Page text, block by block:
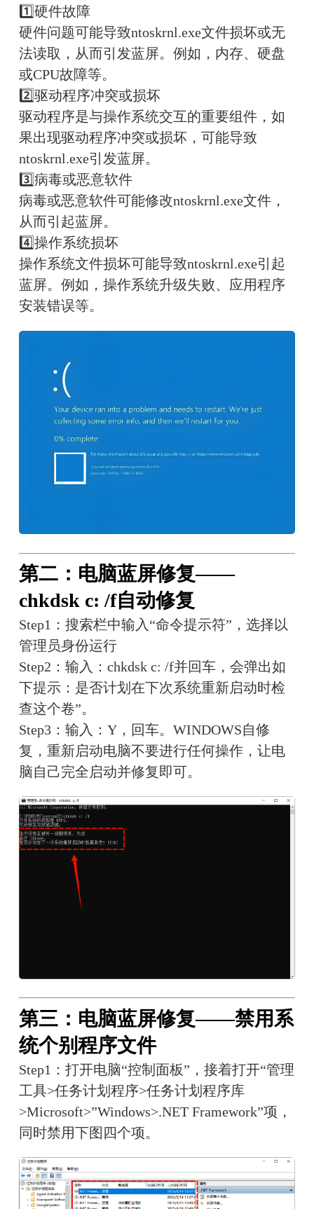
1️⃣硬件故障
硬件问题可能导致ntoskrnl.exe文件损坏或无
法读取，从而引发蓝屏。例如，内存、硬盘
或CPU故障等。
2️⃣驱动程序冲突或损坏
驱动程序是与操作系统交互的重要组件，如
果出现驱动程序冲突或损坏，可能导致
ntoskrnl.exe引发蓝屏。
3️⃣病毒或恶意软件
病毒或恶意软件可能修改ntoskrnl.exe文件，
从而引起蓝屏。
4️⃣操作系统损坏
操作系统文件损坏可能导致ntoskrnl.exe引起
蓝屏。例如，操作系统升级失败、应用程序
安装错误等。
第二：电脑蓝屏修复——
chkdsk c: /f自动修复
Step1：搜索栏中输入“命令提示符”，选择以
管理员身份运行
Step2：输入：chkdsk c: /f并回车，会弹出如
下提示：是否计划在下次系统重新启动时检
查这个卷”。
Step3：输入：Y，回车。WINDOWS自修
复，重新启动电脑不要进行任何操作，让电
脑自己完全启动并修复即可。
第三：电脑蓝屏修复——禁用系
统个别程序文件
Step1：打开电脑“控制面板”，接着打开“管理
工具>任务计划程序>任务计划程序库
>Microsoft>”Windows>.NET Framework”项，
同时禁用下图四个项。